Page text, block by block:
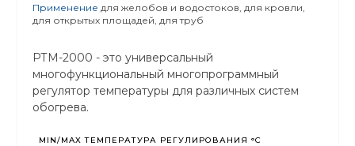
Применение для желобов и водостоков, для кровли,
для открытых площадей, для труб
РТМ-2000 - это универсальный
многофункциональный многопрограммный
регулятор температуры для различных систем
обогрева.
MIN/MAX ТЕМПЕРАТУРА РЕГУЛИРОВАНИЯ °С